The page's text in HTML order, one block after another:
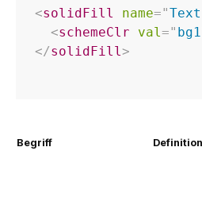
<solidFill name="
<schemeClr val =" bg1
</solidFill >
Begriff Definition